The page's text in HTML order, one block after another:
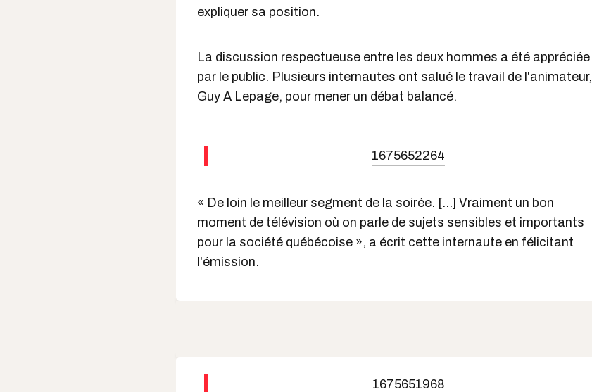
expliquer sa position.
La discussion respectueuse entre les deux hommes a été appréciée
par le public. Plusieurs internautes ont salué le travail de l'animateur,
Guy A Lepage, pour mener un débat balancé.
1675652264
« De loin le meilleur segment de la soirée. [...] Vraiment un bon
moment de télévision où on parle de sujets sensibles et importants
pour la société québécoise », a écrit cette internaute en félicitant
l'émission.
1675651968